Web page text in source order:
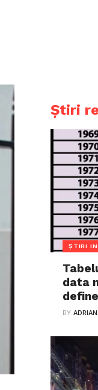
Știri
ȘTIRI
data
BY